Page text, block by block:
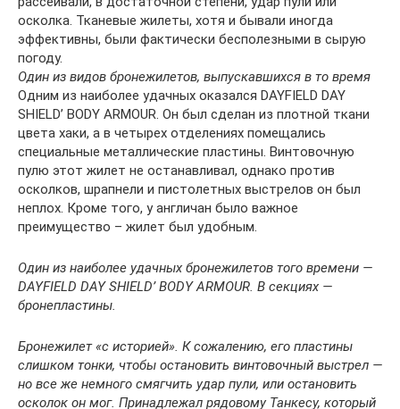
осколка. Тканевые жилеты, хотя и бывали иногда
эффективны, были фактически бесполезными в сырую
погоду.
Один из видов бронежилетов, выпускавшихся в то время
Одним из наиболее удачных оказался DAYFIELD DAY
SHIELD’ BODY ARMOUR. Он был сделан из плотной ткани
цвета хаки, а в четырех отделениях помещались
специальные металлические пластины. Винтовочную
пулю этот жилет не останавливал, однако против
осколков, шрапнели и пистолетных выстрелов он был
неплох. Кроме того, у англичан было важное
преимущество – жилет был удобным.
Один из наиболее удачных бронежилетов того времени —
DAYFIELD DAY SHIELD’ BODY ARMOUR. В секциях —
бронепластины.
Бронежилет «с историей». К сожалению, его пластины
слишком тонки, чтобы остановить винтовочный выстрел —
но все же немного смягчить удар пули, или остановить
осколок он мог. Принадлежал рядовому Танкесу, который